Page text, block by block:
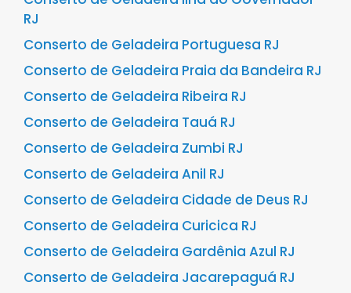
RJ
Conserto de Geladeira Portuguesa RJ
Conserto de Geladeira Praia da Bandeira RJ
Conserto de Geladeira Ribeira RJ
Conserto de Geladeira Tauá RJ
Conserto de Geladeira Zumbi RJ
Conserto de Geladeira Anil RJ
Conserto de Geladeira Cidade de Deus RJ
Conserto de Geladeira Curicica RJ
Conserto de Geladeira Gardênia Azul RJ
Conserto de Geladeira Jacarepaguá RJ